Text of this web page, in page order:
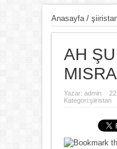
Anasayfa/
AH ŞU
Yazar: admin
Kategori:şiiristan